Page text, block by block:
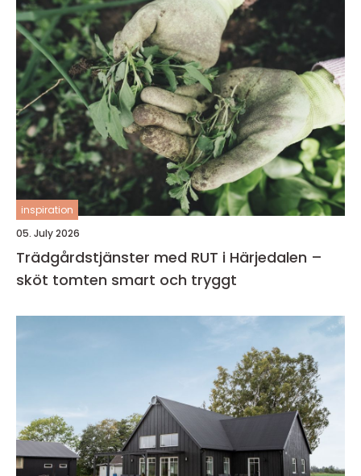
inspiration
05. July 2026
Trädgårdstjänster med RUT i Härjedalen –
sköt tomten smart och tryggt